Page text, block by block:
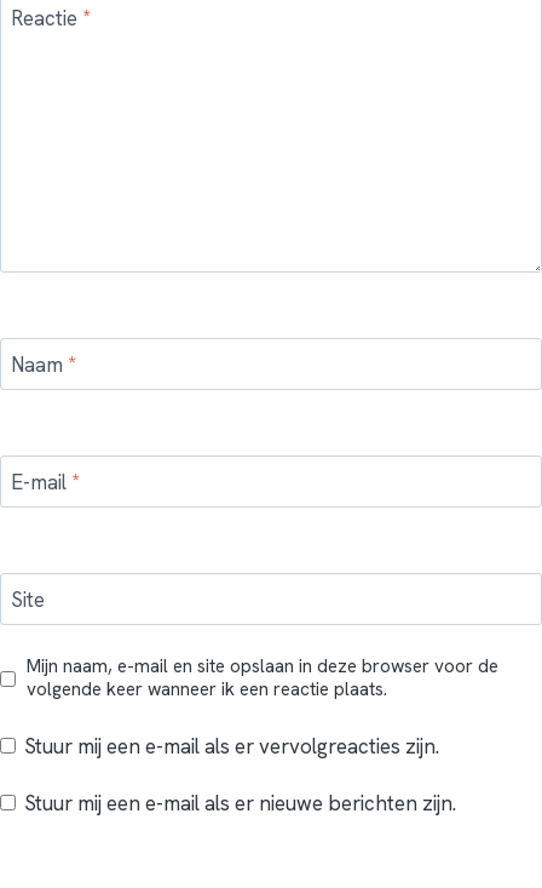
Reactie *
Naam *
E-mail *
Site
Mijn naam, e-mail en site opslaan in deze browser voor de
volgende keer wanneer ik een reactie plaats.
Stuur mij een e-mail als er vervolgreacties zijn.
Stuur mij een e-mail als er nieuwe berichten zijn.